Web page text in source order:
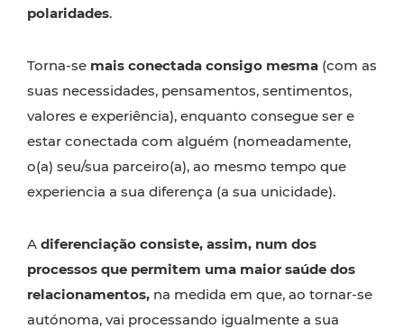
polaridades.
Torna-se mais conectada consigo mesma (com as
suas necessidades, pensamentos, sentimentos,
valores e experiência), enquanto consegue ser e
estar conectada com alguém (nomeadamente,
o(a) seu/sua parceiro(a), ao mesmo tempo que
experiencia a sua diferença (a sua unicidade).
A diferenciação consiste, assim, num dos
processos que permitem uma maior saúde dos
relacionamentos, na medida em que, ao tornar-se
autónoma, vai processando igualmente a sua